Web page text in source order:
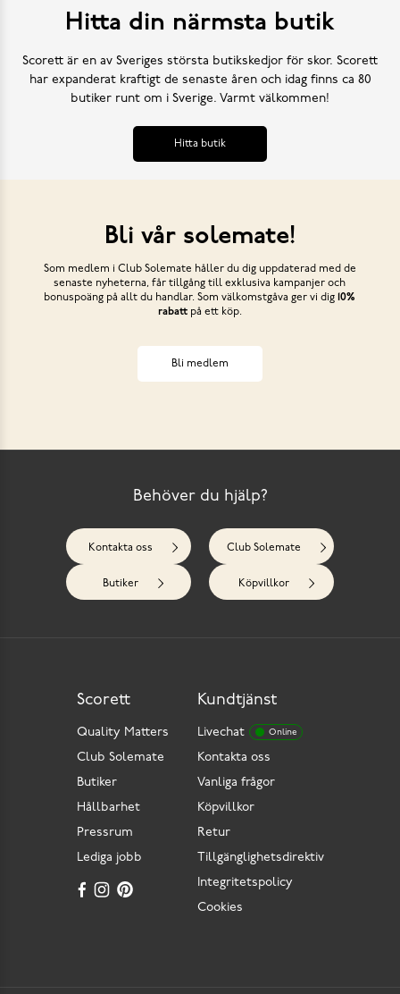
Hitta din närmsta butik
Scorett är en av Sveriges största butikskedjor för skor. Scorett
har expanderat kraftigt de senaste åren och idag finns ca 80
butiker runt om i Sverige. Varmt välkommen!
Hitta butik
Bli vår solemate!
Som medlem i Club Solemate håller du dig uppdaterad med de
senaste nyheterna, får tillgång till exklusiva kampanjer och
bonuspoäng på allt du handlar. Som välkomstgåva ger vi dig 10%
rabattpå ett köp.
Bli medlem
Behöver du hjälp?
Kontakta oss Club Solemate
Butiker Köpvillkor
Kundtjänst
Livechat Online
Kontakta oss
Vanliga frågor
Köpvillkor
Retur
Tillgänglighetsdirektiv
Integritetspolicy
Cookies
Scorett
Quality Matters
Club Solemate
Butiker
Hållbarhet
Pressrum
Lediga jobb